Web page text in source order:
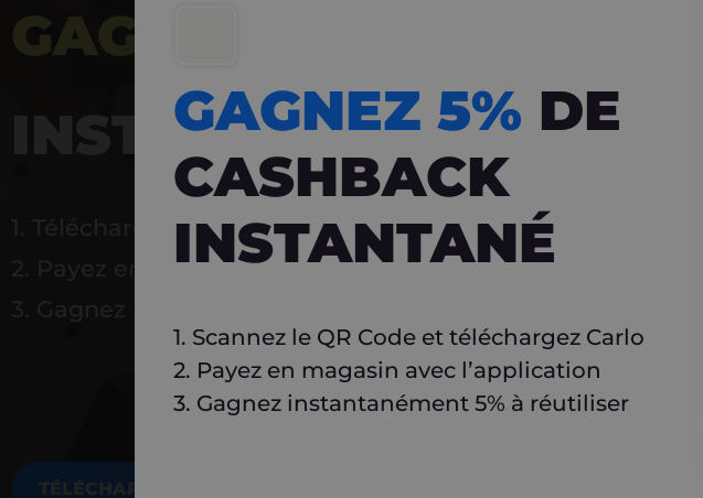
GAGNEZ 5%
INSTANTANÉ
1. Téléchargez Carlo
2. Payez en magasin avec l’application
TÉLÉCHARGEZ MAINTENANT
GAGNEZ 5% DE
CASHBACK
INSTANTANÉ
1. Scannez le QR Code et téléchargez Carlo
2. Payez en magasin avec l’application
3. Gagnez instantanément 5% à réutiliser